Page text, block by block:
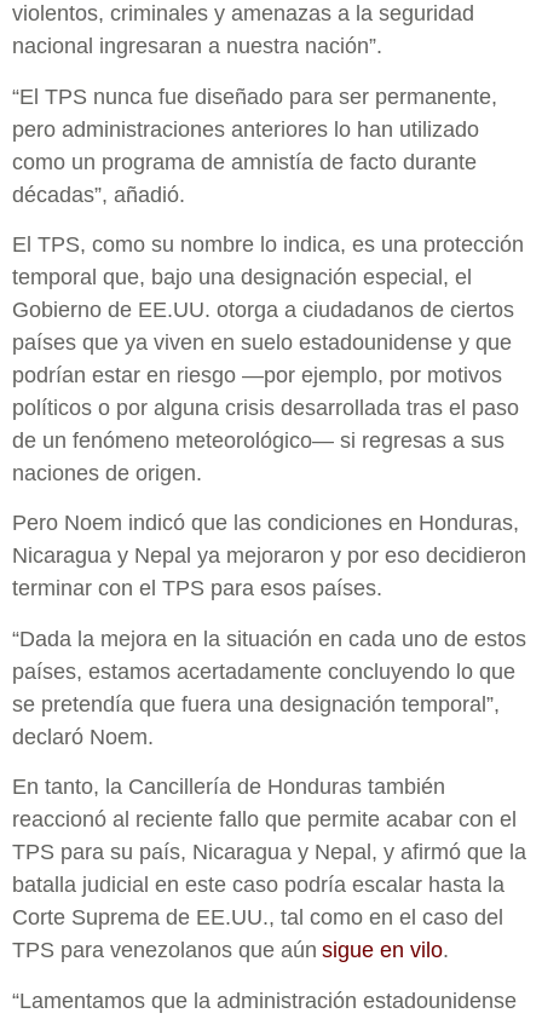
violentos, criminales y amenazas a la seguridad
nacional ingresaran a nuestra nación”.
“El TPS nunca fue diseñado para ser permanente,
pero administraciones anteriores lo han utilizado
como un programa de amnistía de facto durante
décadas”, añadió.
El TPS, como su nombre lo indica, es una protección
temporal que, bajo una designación especial, el
Gobierno de EE.UU. otorga a ciudadanos de ciertos
países que ya viven en suelo estadounidense y que
podrían estar en riesgo —por ejemplo, por motivos
políticos o por alguna crisis desarrollada tras el paso
de un fenómeno meteorológico— si regresas a sus
naciones de origen.
Pero Noem indicó que las condiciones en Honduras,
Nicaragua y Nepal ya mejoraron y por eso decidieron
terminar con el TPS para esos países.
“Dada la mejora en la situación en cada uno de estos
países, estamos acertadamente concluyendo lo que
se pretendía que fuera una designación temporal”,
declaró Noem.
En tanto, la Cancillería de Honduras también
reaccionó al reciente fallo que permite acabar con el
TPS para su país, Nicaragua y Nepal, y afirmó que la
batalla judicial en este caso podría escalar hasta la
Corte Suprema de EE.UU., tal como en el caso del
TPS para venezolanos que aún sigue en vilo.
“Lamentamos que la administración estadounidense